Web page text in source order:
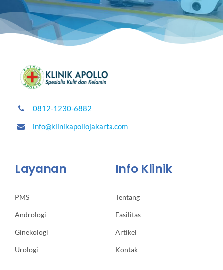
0812-1230-6882
info@klinikapollojakarta.com
Layanan
PMS
Andrologi
Ginekologi
Urologi
Info Klinik
Tentang
Fasilitas
Artikel
Kontak